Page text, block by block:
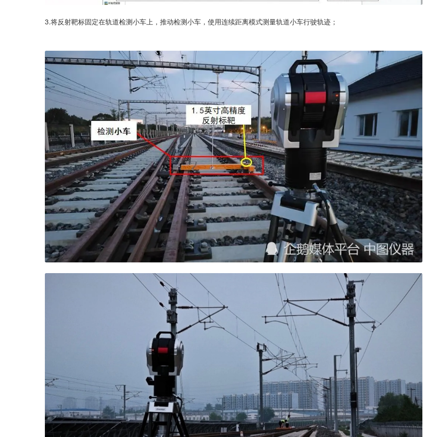
3.将反射靶标固定在轨道检测小车上，推动检测小车，使用连续距离模式测量轨道小车行驶轨迹；